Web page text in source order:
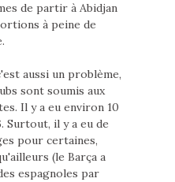
de partir à Abidjan
à peine de
aussi un problème,
sont soumis aux
Il y a eu environ 10
Surtout, il y a eu de
pour certaines,
(le Barça a
espagnoles par